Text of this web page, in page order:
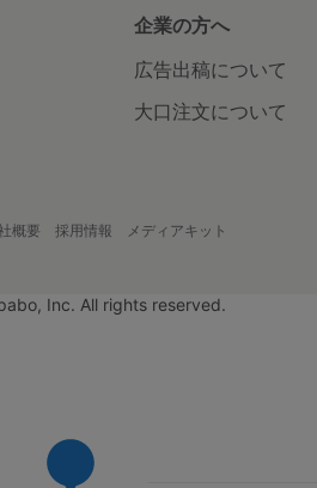
企業の方へ
広告出稿について
大口注文について
概要 採用情報 メディアキット
Inc. All rights reserved.